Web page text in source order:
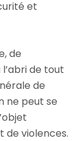
et
de
de tout
de
ne peut se
de violences.